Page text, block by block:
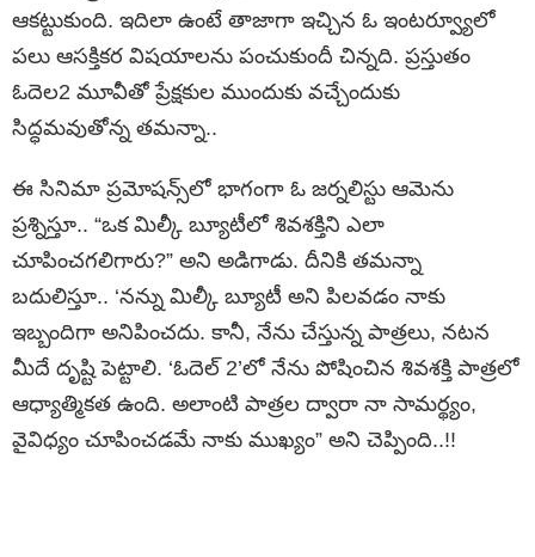
ఆకట్టుకుంది. ఇదిలా ఉంటే తాజాగా ఇచ్చిన ఓ ఇంటర్వ్యూలో
పలు ఆసక్తికర విషయాలను పంచుకుందీ చిన్నది. ప్రస్తుతం
ఓదెల2 మూవీతో ప్రేక్షకుల ముందుకు వచ్చేందుకు
సిద్ధమవుతోన్న తమన్నా..
ఈ సినిమా ప్రమోషన్స్‌లో భాగంగా ఓ జర్నలిస్టు ఆమెను
ప్రశ్నిస్తూ.. “ఒక మిల్కీ బ్యూటీలో శివశక్తిని ఎలా
చూపించగలిగారు?” అని అడిగాడు. దీనికి తమన్నా
బదులిస్తూ.. ‘నన్ను మిల్కీ బ్యూటీ అని పిలవడం నాకు
ఇబ్బందిగా అనిపించదు. కానీ, నేను చేస్తున్న పాత్రలు, నటన
మీదే దృష్టి పెట్టాలి. ‘ఓదెల్ 2’లో నేను పోషించిన శివశక్తి పాత్రలో
ఆధ్యాత్మికత ఉంది. అలాంటి పాత్రల ద్వారా నా సామర్థ్యం,
వైవిధ్యం చూపించడమే నాకు ముఖ్యం” అని చెప్పింది..!!